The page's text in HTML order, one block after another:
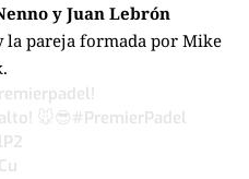
y Juan Lebrón
la pareja formada por Mike
🐭😎 #PremierPadel